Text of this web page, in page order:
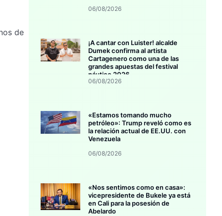
de
06/08/2026
¡A cantar con Luister! alcalde
Dumek confirma al artista
Cartagenero como una de las
grandes apuestas del festival
náutico 2026
06/08/2026
«Estamos tomando mucho
petróleo»: Trump reveló como es
la relación actual de EE.UU. con
Venezuela
06/08/2026
«Nos sentimos como en casa»:
vicepresidente de Bukele ya está
en Cali para la posesión de
Abelardo